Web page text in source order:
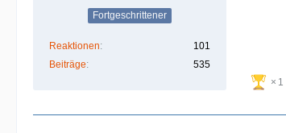
Fortgeschrittener
Reaktionen
101
Beiträge
535
1